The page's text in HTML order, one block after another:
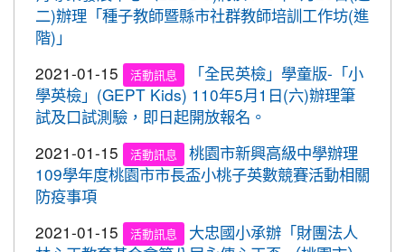
2020-09-04 賀!
本校學生參加2020YONEX一線入
魂全國國小羽球分齡賽成績優異
2020-07-15
賀!
本校學生參加2020年第六屆新北市
寶獅萊夏季理事長盃溜冰錦標賽成績優異
2020-07-08 賀!
本校學生參加109年桃園市運動會
市長盃溜冰錦標賽成績優異
2020-03-11 賀!
109年校內美術比賽 得獎名單
2020-01-09
績優異
二)辦理「種子教師暨縣市社群教師培訓工作坊(進
階)」
2021-01-15
活動訊息
「全民英檢」學童版-「小
學英檢」(GEPT Kids) 110年5月1日(六)辦理筆
試及口試測驗，即日起開放報名。
2021-01-15
活動訊息
桃園市新興高級中學辦理
109學年度桃園市市長盃小桃子英數競賽活動相關
防疫事項
2021-01-15
活動訊息
大忠國小承辦「財團法人